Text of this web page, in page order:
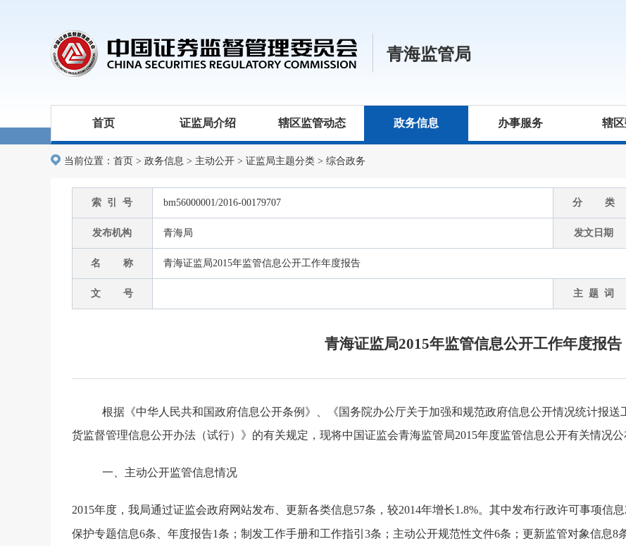
青海监管局
首页 证监局介绍 辖区监管动态 政务信息 办事服务 辖
当前位置： 首页 > 政务信息 > 主动公开 > 证监局主题分类 > 综合政务
索 引 号 bm56000001/2016-00179707 分 类
发布机构 青海局 发文日期
名 称 青海证监局2015年监管信息公开工作年度报告
文 号 主 题 词
青海证监局2015年监管信息公开工作年度报告
根据《中华人民共和国政府信息公开条例》、《国务院办公厅关于加强和规范政府信息公开情况统计报
货监督管理信息公开办法（试行）》的有关规定，现将中国证监会青海监管局2015年度监管信息公开有关情况公
一、主动公开监管信息情况
2015年度，我局通过证监会政府网站发布、更新各类信息57条，较2014年增长1.8%。其中发布行政许可事项信息
保护专题信息6条、年度报告1条；制发工作手册和工作指引 3条；主动公开规范性文件6条；更新监管对象信息8